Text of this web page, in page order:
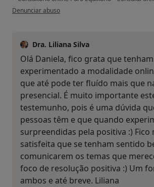
na opinião do utilizador Daniela
Denunciar abuso
Dra. Liliana Silva
Olá Daniela, fico grata que tenham
experimentado a modalidade
que até pode ter fluído mais que
presencial. É muito importante
testemunho, pois é uma dúvida
pessoas têm e que quando
surpreendidas pela positiva :) Fico
satisfeita que se tenham sentido
comunicarem os temas que
foco de resolução positiva :) Um
ambos e até breve. Liliana